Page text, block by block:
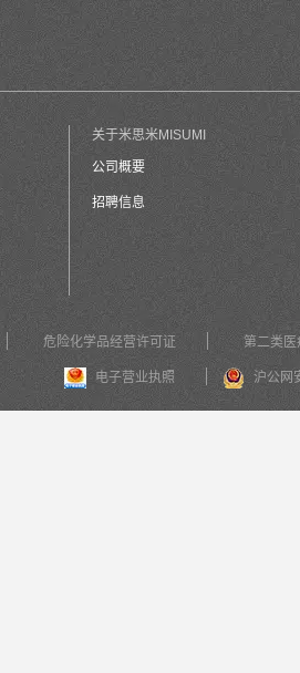
关于米思米MISUMI
公司概要
招聘信息
危险化学品经营许可证 第二类医
电子营业执照 沪公网